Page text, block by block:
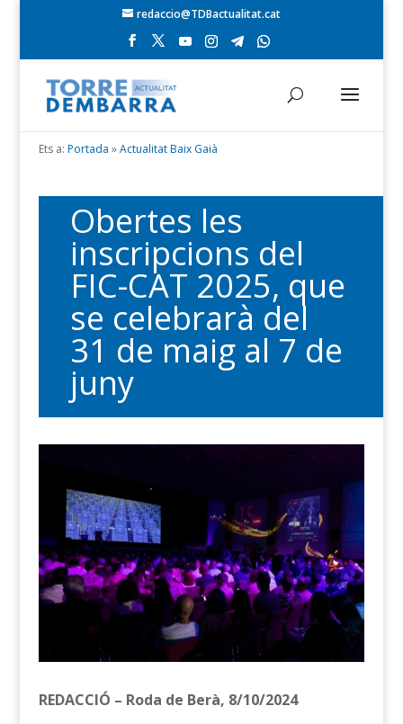
redaccio@TDBactualitat.cat
Ets a: Portada »Actualitat Baix Gaià
Obertes les
inscripcions del
FIC-CAT 2025, que
se celebrarà del
31 de maig al 7 de
juny
REDACCIÓ – Roda de Berà, 8/10/2024